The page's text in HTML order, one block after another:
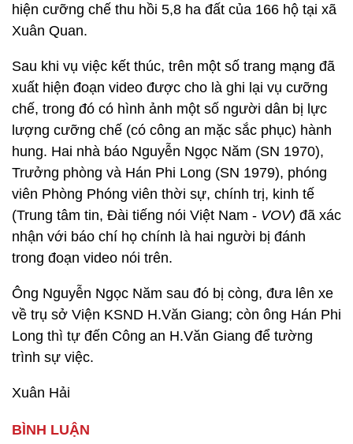
hiện cưỡng chế thu hồi 5,8 ha đất của 166 hộ tại xã
Xuân Quan.
Sau khi vụ việc kết thúc, trên một số trang mạng đã
xuất hiện đoạn video được cho là ghi lại vụ cưỡng
chế, trong đó có hình ảnh một số người dân bị lực
lượng cưỡng chế (có công an mặc sắc phục) hành
hung. Hai nhà báo Nguyễn Ngọc Năm (SN 1970),
Trưởng phòng và Hán Phi Long (SN 1979), phóng
viên Phòng Phóng viên thời sự, chính trị, kinh tế
(Trung tâm tin, Đài tiếng nói Việt Nam - VOV) đã xác
nhận với báo chí họ chính là hai người bị đánh
trong đoạn video nói trên.
Ông Nguyễn Ngọc Năm sau đó bị còng, đưa lên xe
về trụ sở Viện KSND H.Văn Giang; còn ông Hán Phi
Long thì tự đến Công an H.Văn Giang để tường
trình sự việc.
Xuân Hải